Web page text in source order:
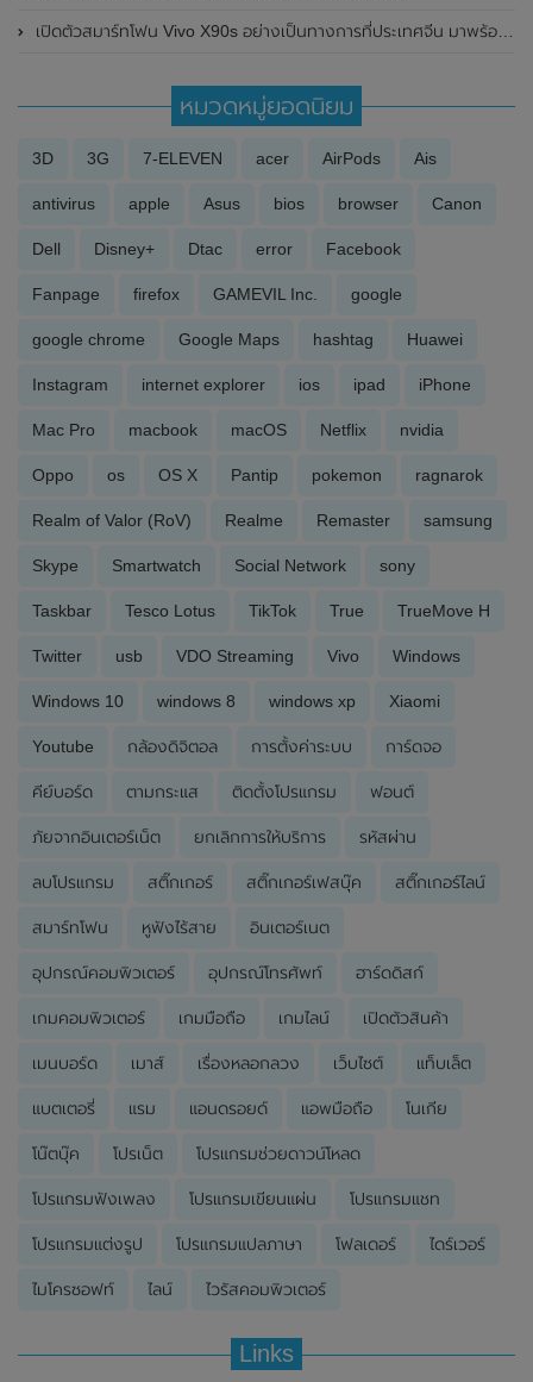
เปิดตัวสมาร์ทโฟน Vivo X90s อย่างเป็นทางการที่ประเทศจีน มาพร้อมชิปเซ็ต Dimensity 9200+
หมวดหมู่ยอดนิยม
3D 3G 7-ELEVEN acer AirPods Ais
antivirus apple Asus bios browser Canon
Dell Disney+ Dtac error Facebook
Fanpage firefox GAMEVIL Inc. google
google chrome Google Maps hashtag Huawei
Instagram internet explorer ios ipad iPhone
Mac Pro macbook macOS Netflix nvidia
Oppo os OS X Pantip pokemon ragnarok
Realm of Valor (RoV) Realme Remaster samsung
Skype Smartwatch Social Network sony
Taskbar Tesco Lotus TikTok True TrueMove H
Twitter usb VDO Streaming Vivo Windows
Windows 10 windows 8 windows xp Xiaomi
Youtube กล้องดิจิตอล การตั้งค่าระบบ การ์ดจอ
คีย์บอร์ด ตามกระแส ติดตั้งโปรแกรม ฟอนต์
ภัยจากอินเตอร์เน็ต ยกเลิกการให้บริการ รหัสผ่าน
ลบโปรแกรม สติ๊กเกอร์ สติ๊กเกอร์เฟสบุ๊ค สติ๊กเกอร์ไลน์
สมาร์ทโฟน หูฟังไร้สาย อินเตอร์เนต
อุปกรณ์คอมพิวเตอร์ อุปกรณ์โทรศัพท์ ฮาร์ดดิสก์
เกมคอมพิวเตอร์ เกมมือถือ เกมไลน์ เปิดตัวสินค้า
เมนบอร์ด เมาส์ เรื่องหลอกลวง เว็บไซต์ แท็บเล็ต
แบตเตอรี่ แรม แอนดรอยด์ แอพมือถือ โนเกีย
โน๊ตบุ๊ค โปรเน็ต โปรแกรมช่วยดาวน์โหลด
โปรแกรมฟังเพลง โปรแกรมเขียนแผ่น โปรแกรมแชท
โปรแกรมแต่งรูป โปรแกรมแปลภาษา โฟลเดอร์ ไดร์เวอร์
ไมโครซอฟท์ ไลน์ ไวรัสคอมพิวเตอร์
Links